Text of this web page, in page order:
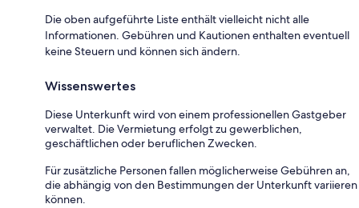
Die oben aufgeführte Liste enthält vielleicht nicht alle
Informationen. Gebühren und Kautionen enthalten eventuell
keine Steuern und können sich ändern.
Wissenswertes
Diese Unterkunft wird von einem professionellen Gastgeber
verwaltet. Die Vermietung erfolgt zu gewerblichen,
geschäftlichen oder beruflichen Zwecken.
Für zusätzliche Personen fallen möglicherweise Gebühren an,
die abhängig von den Bestimmungen der Unterkunft variieren
können.